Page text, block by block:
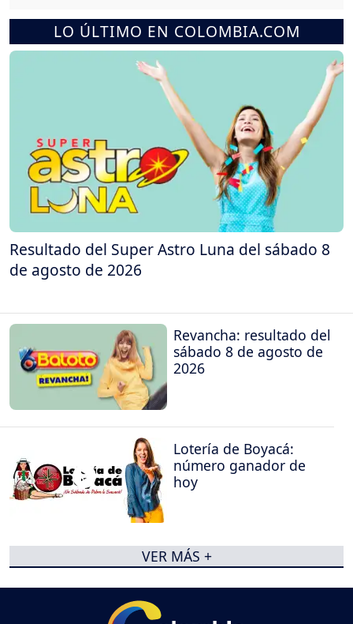
LO ÚLTIMO EN COLOMBIA.COM
Resultado del Super Astro Luna del sábado 8
de agosto de 2026
Revancha: resultado del
sábado 8 de agosto de
2026
Lotería de Boyacá:
número ganador de
hoy
VER MÁS +